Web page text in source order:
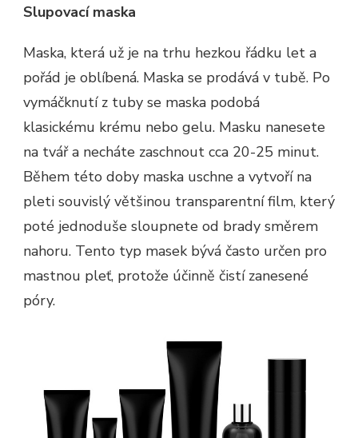
Slupovací maska
Maska, která už je na trhu hezkou řádku let a
pořád je oblíbená. Maska se prodává v tubě. Po
vymáčknutí z tuby se maska podobá
klasickému krému nebo gelu. Masku nanesete
na tvář a necháte zaschnout cca 20-25 minut.
Během této doby maska uschne a vytvoří na
pleti souvislý většinou transparentní film, který
poté jednoduše sloupnete od brady směrem
nahoru. Tento typ masek bývá často určen pro
mastnou pleť, protože účinně čistí zanesené
póry.